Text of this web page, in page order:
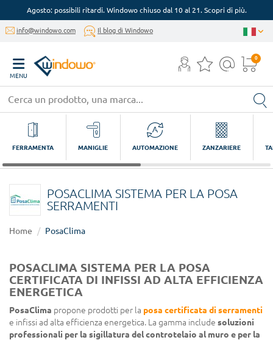
Agosto: possibili ritardi. Windowo chiuso dal 10 al 21. Scopri di più.
info@windowo.com Il blog di Windowo
MENU
0
FERRAMENTA MANIGLIE AUTOMAZIONE ZANZARIERE
POSACLIMA SISTEMA PER LA POSA
SERRAMENTI
Home PosaClima
POSACLIMA SISTEMA PER LA POSA
CERTIFICATA DI INFISSI AD ALTA EFFICIENZA
ENERGETICA
PosaClima propone prodotti per la posa certificata di serramenti
e infissi ad alta efficienza energetica. La gamma include soluzioni
professionali per la sigillatura del controtelaio al muro e per la